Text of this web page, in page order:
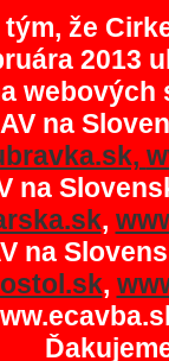
že
2013
na
na
,
na
,